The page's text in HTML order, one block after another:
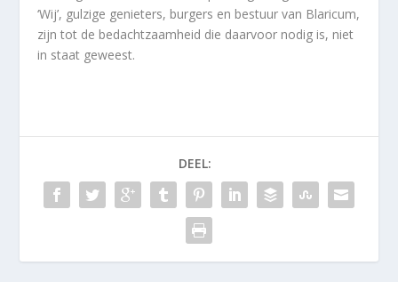
‘Wij’, gulzige genieters, burgers en bestuur van Blaricum,
zijn tot de bedachtzaamheid die daarvoor nodig is, niet
in staat geweest.
DEEL: